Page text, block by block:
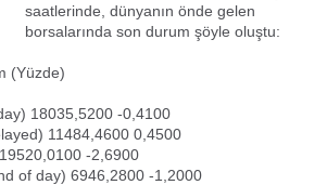
saatlerinde, dünyanın önde gelen
borsalarında son durum şöyle oluştu:
(Yüzde)
18035,5200 -0,4100
11484,4600 0,4500
-2,6900
of day) 6946,2800 -1,2000